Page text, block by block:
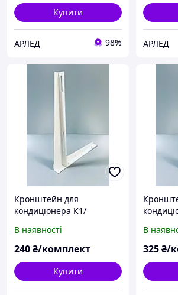
Купити
АРЛЕД 98% АРЛЕД
Кронштейн для
кондиціонера К1/
зовнішнього блоку
В наявності
240₴/комплект
Купити
В
325₴/